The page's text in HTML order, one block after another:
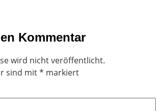
Kommentar
wird nicht veröffentlicht.
sind mit* markiert